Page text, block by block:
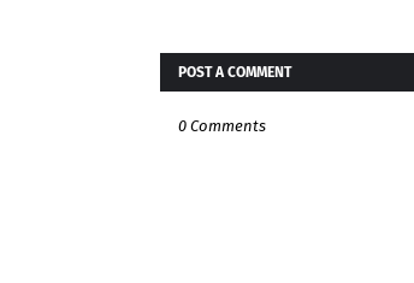
POST A COMMENT
0 Comments